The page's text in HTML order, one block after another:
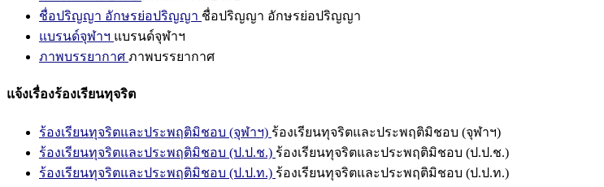
ชื่อปริญญา อักษรย่อปริญญา ชื่อปริญญา อักษรย่อปริญญา
แบรนด์จุฬาฯ แบรนด์จุฬาฯ
ภาพบรรยากาศ ภาพบรรยากาศ
แจ้งเรื่องร้องเรียนทุจริต
ร้องเรียนทุจริตและประพฤติมิชอบ (จุฬาฯ) ร้องเรียนทุจริตและประพฤติมิชอบ (จุฬาฯ)
ร้องเรียนทุจริตและประพฤติมิชอบ (ป.ป.ช.) ร้องเรียนทุจริตและประพฤติมิชอบ (ป.ป.ช.)
ร้องเรียนทุจริตและประพฤติมิชอบ (ป.ป.ท.) ร้องเรียนทุจริตและประพฤติมิชอบ (ป.ป.ท.)